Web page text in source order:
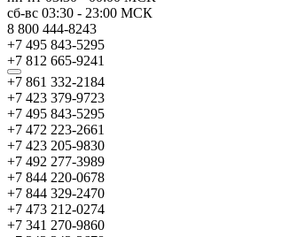
сб-вс 03:30 - 23:00 МСК
8 800 444-8243
+7 495 843-5295
+7 812 665-9241
+7 861 332-2184
+7 423 379-9723
+7 495 843-5295
+7 472 223-2661
+7 423 205-9830
+7 492 277-3989
+7 844 220-0678
+7 844 329-2470
+7 473 212-0274
+7 341 270-9860